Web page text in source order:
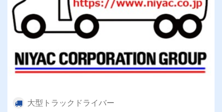
大型トラックドライバー